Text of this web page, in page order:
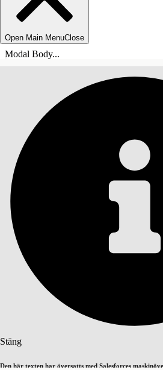
Open Main MenuClose
Modal Body...
Stäng
Den här texten har översatts med Salesforces
Innehållsförteckningar
INNEHÅLLSFÖRTECKNINGAR